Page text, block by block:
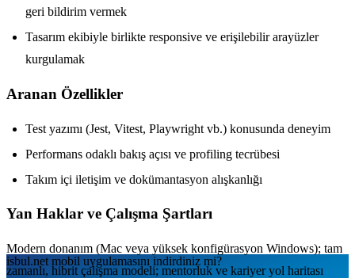
geri bildirim vermek
Tasarım ekibiyle birlikte responsive ve erişilebilir arayüzler
kurgulamak
Aranan Özellikler
Test yazımı (Jest, Vitest, Playwright vb.) konusunda deneyim
Performans odaklı bakış açısı ve profiling tecrübesi
Takım içi iletişim ve dokümantasyon alışkanlığı
Yan Haklar ve Çalışma Şartları
Modern donanım (Mac veya yüksek konfigürasyon Windows); tam
zamanlı, hibrit çalışma modeli; mentorluk ve kariyer yol haritası
isbul.net mobil uygulamаsını indirdiniz mi?